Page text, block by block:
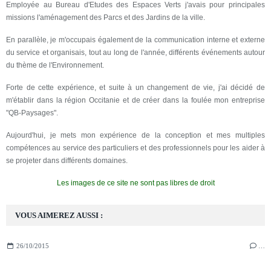
VOUS AIMEREZ AUSSI :
26/10/2015
Employée au Bureau d'Etudes des Espaces Verts j'avais pour principales
missions l'aménagement des Parcs et des Jardins de la ville.
En parallèle, je m'occupais également de la communication interne et externe
du service et organisais, tout au long de l'année, différents événements autour
du thème de l'Environnement.
Forte de cette expérience, et suite à un changement de vie, j'ai décidé de
m'établir dans la région Occitanie et de créer dans la foulée mon entreprise
"QB-Paysages".
Aujourd'hui, je mets mon expérience de la conception et mes multiples
compétences au service des particuliers et des professionnels pour les aider à
se projeter dans différents domaines.
Les images de ce site ne sont pas libres de droit